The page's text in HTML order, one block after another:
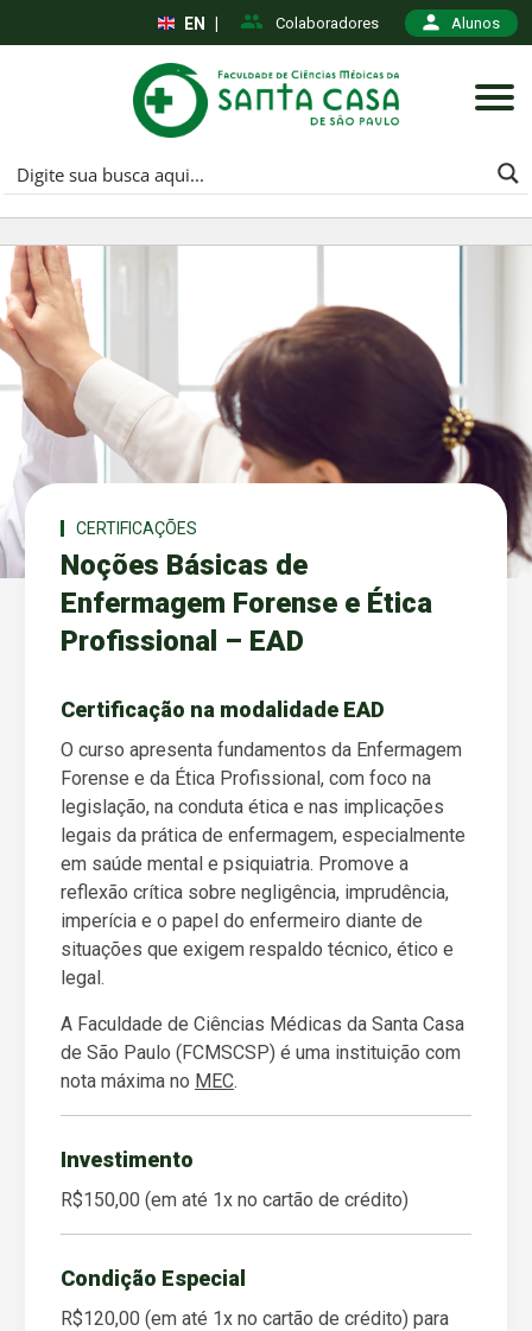
Colaboradores Alunos
EN
CERTIFICAÇÕES
Noções Básicas de
Enfermagem Forense e Ética
Profissional – EAD
Certificação na modalidade EAD
O curso apresenta fundamentos da Enfermagem
Forense e da Ética Profissional, com foco na
legislação, na conduta ética e nas implicações
legais da prática de enfermagem, especialmente
em saúde mental e psiquiatria. Promove a
reflexão crítica sobre negligência, imprudência,
imperícia e o papel do enfermeiro diante de
situações que exigem respaldo técnico, ético e
legal.
A Faculdade de Ciências Médicas da Santa Casa
de São Paulo (FCMSCSP) é uma instituição com
nota máxima no MEC.
Investimento
R$150,00 (em até 1x no cartão de crédito)
Condição Especial
R$120,00 (em até 1x no cartão de crédito) para